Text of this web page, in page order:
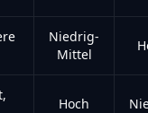
Niedrig-
Mittel
Hoch